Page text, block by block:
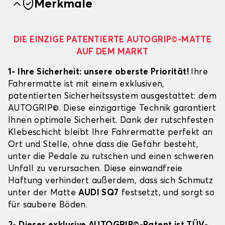
Merkmale
DIE EINZIGE PATENTIERTE AUTOGRIP©-MATTE
AUF DEM MARKT
1- Ihre Sicherheit: unsere oberste Priorität! Ihre
Fahrermatte ist mit einem exklusiven,
patentierten Sicherheitssystem ausgestattet: dem
AUTOGRIP©. Diese einzigartige Technik garantiert
Ihnen optimale Sicherheit. Dank der rutschfesten
Klebeschicht bleibt Ihre Fahrermatte perfekt an
Ort und Stelle, ohne dass die Gefahr besteht,
unter die Pedale zu rutschen und einen schweren
Unfall zu verursachen. Diese einwandfreie
Haftung verhindert außerdem, dass sich Schmutz
unter der MatteAUDI SQ7 festsetzt, und sorgt so
für saubere Böden.